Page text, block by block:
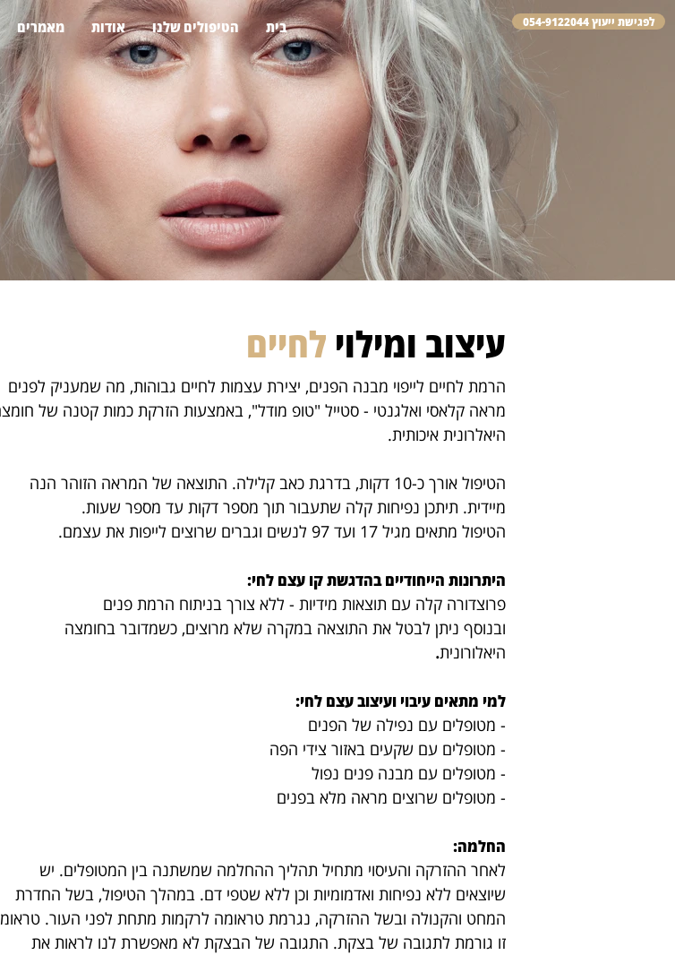
לפגישת ייעוץ 054-9122044 בית הטיפולים שלנו אודות מאמרים
עיצוב ומילוי לחיים
הרמת לחיים לייפוי מבנה הפנים, יצירת עצמות לחיים גבוהות, מה שמעניק לפנים
מראה קלאסי ואלגנטי - סטייל "טופ מודל", באמצעות הזרקת כמות קטנה של
היאלרונית איכותית.
הטיפול אורך כ-10 דקות, בדרגת כאב קלילה.
התוצאה של המראה הזוהר הנה
מיידית. תיתכן נפיחות קלה שתעבור תוך מספר דקות עד מספר שעות.
הטיפול מתאים מגיל 17 ועד 97 לנשים וגברים שרוצים לייפות את עצמם.
היתרונות הייחודיים בהדגשת קו עצם לחי:
פרוצדורה קלה עם תוצאות מידיות - ללא צורך בניתוח הרמת פנים
ובנוסף ניתן לבטל את התוצאה במקרה שלא מרוצים, כשמדובר בחומצה
היאלורונית.
למי מתאים עיבוי ועיצוב עצם לחי:
- מטופלים עם נפילה של הפנים
- מטופלים עם שקעים באזור צידי הפה
- מטופלים עם מבנה פנים נפול
- מטופלים שרוצים מראה מלא בפנים
החלמה:
לאחר ההזרקה והעיסוי מתחיל תהליך ההחלמה שמשתנה בין המטופלים. יש
שיוצאים ללא נפיחות ואדמומיות וכן ללא שטפי דם. במהלך הטיפול, בשל החדרת
המחט והקנולה ובשל ההזרקה, נגרמת טראומה לרקמות מתחת לפני העור.
זו גורמת לתגובה של בצקת. התגובה של הבצקת לא מאפשרת לנו לראות את